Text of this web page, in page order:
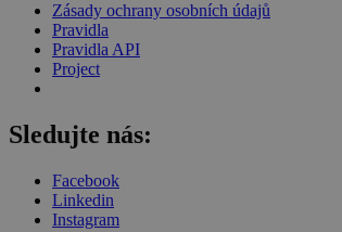
Zásady ochrany osobních údajů
Pravidla
Pravidla API
Project
Sledujte nás:
Facebook
Linkedin
Instagram